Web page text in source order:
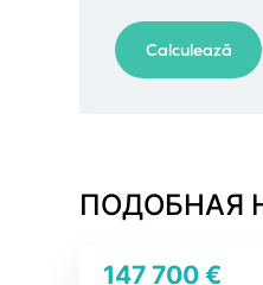
ПОДОБНАЯ
147 700 €